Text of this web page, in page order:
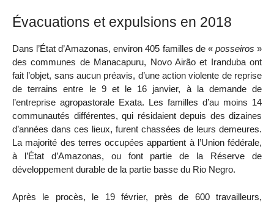
Évacuations et expulsions en 2018
Dans l’État d’Amazonas, environ 405 familles de « posseiros »
des communes de Manacapuru, Novo Airão et Iranduba ont
fait l’objet, sans aucun préavis, d’une action violente de reprise
de terrains entre le 9 et le 16 janvier, à la demande de
l’entreprise agropastorale Exata. Les familles d’au moins 14
communautés différentes, qui résidaient depuis des dizaines
d’années dans ces lieux, furent chassées de leurs demeures.
La majorité des terres occupées appartient à l’Union fédérale,
à l’État d’Amazonas, ou font partie de la Réserve de
développement durable de la partie basse du Rio Negro.
Après le procès, le 19 février, près de 600 travailleurs,